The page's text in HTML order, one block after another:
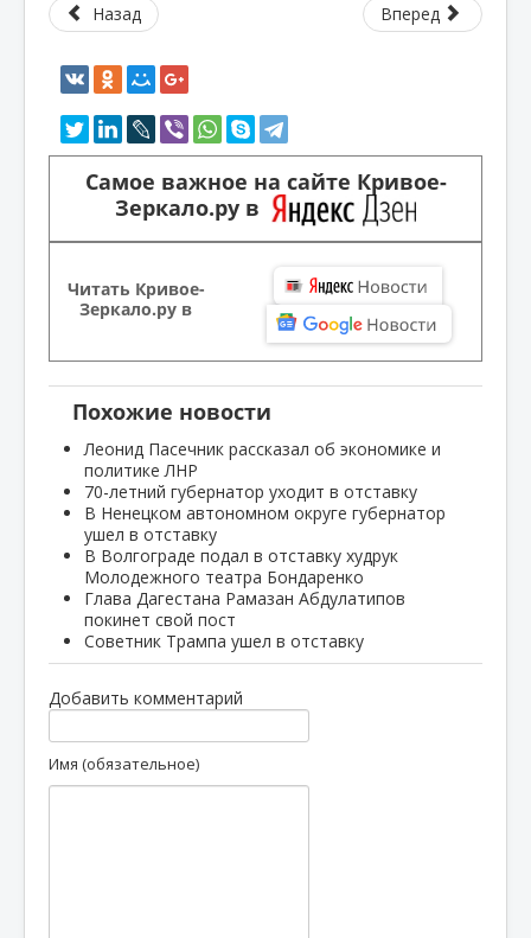
Назад Вперед
Самое важное на сайте Кривое-
Зеркало.ру в
Читать Кривое-
Зеркало.ру в
Похожие новости
Леонид Пасечник рассказал об экономике и
политике ЛНР
70-летний губернатор уходит в отставку
В Ненецком автономном округе губернатор
ушел в отставку
В Волгограде подал в отставку худрук
Молодежного театра Бондаренко
Глава Дагестана Рамазан Абдулатипов
покинет свой пост
Советник Трампа ушел в отставку
Добавить комментарий
Имя (обязательное)